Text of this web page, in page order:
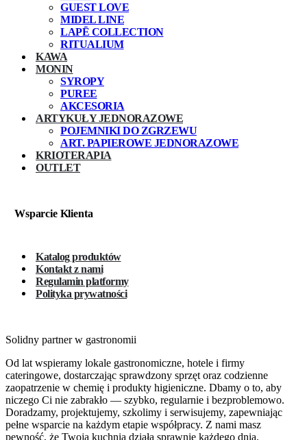
GUEST LOVE
MIDEL LINE
LAPĒ COLLECTION
RITUALIUM
KAWA
MONIN
SYROPY
PUREE
AKCESORIA
ARTYKUŁY JEDNORAZOWE
POJEMNIKI DO ZGRZEWU
ART. PAPIEROWE JEDNORAZOWE
KRIOTERAPIA
OUTLET
Wsparcie Klienta
Katalog produktów
Kontakt z nami
Regulamin platformy
Polityka prywatności
Solidny partner w gastronomii
Od lat wspieramy lokale gastronomiczne, hotele i firmy
cateringowe, dostarczając sprawdzony sprzęt oraz codzienne
zaopatrzenie w chemię i produkty higieniczne. Dbamy o to, aby
niczego Ci nie zabrakło — szybko, regularnie i bezproblemowo.
Doradzamy, projektujemy, szkolimy i serwisujemy, zapewniając
pełne wsparcie na każdym etapie współpracy. Z nami masz
pewność, że Twoja kuchnia działa sprawnie każdego dnia.